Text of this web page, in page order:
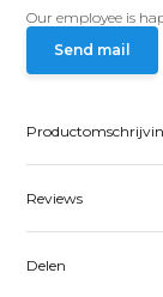
Our employee is
Send mail
Reviews
Delen